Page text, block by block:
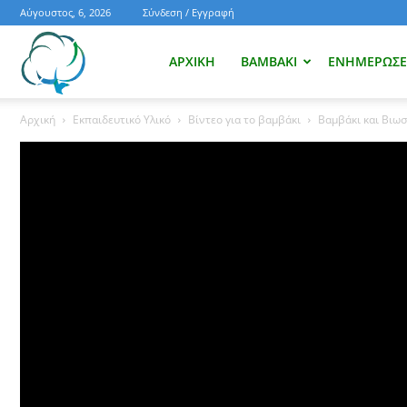
Αύγουστος, 6, 2026 Σύνδεση / Εγγραφή
ΑΡΧΙΚΉ ΒΑΜΒΆΚΙ
Αρχική Εκπαιδευτικό Υλικό Βίντεο για το βαμβάκι Βαμβάκι και